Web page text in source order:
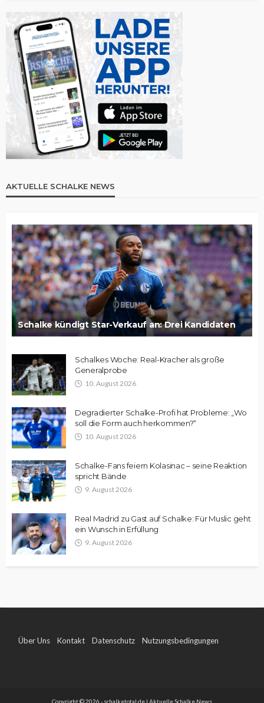
AKTUELLE SCHALKE NEWS
Schalke kündigt Star-Verkauf an: Drei Kandidaten
Schalkes Woche: Real-Kracher als große
Generalprobe
10. August 2026
Degradierter Schalke-Profi hat Probleme: „Wo
soll die Form auch herkommen?“
10. August 2026
Schalke-Fans feiern Kolasinac – seine Reaktion
spricht Bände
9. August 2026
Real Madrid zu Gast auf Schalke: Für Muslic geht
ein Wunsch in Erfüllung
9. August 2026
Über Uns Kontakt Datenschutz Nutzungsbedingungen
Copyright © 2026 - schalketotal.de | Aktuelle Schalke News